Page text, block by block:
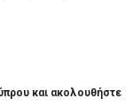
και ακολουθήστε